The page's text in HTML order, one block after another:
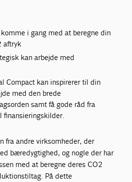
i gang med at beregne din
aftryk
kan arbejde med
Compact kan inspirerer til din
med den brede
samt få gode råd fra
finansieringskilder.
fra andre virksomheder, der
bæredygtighed, og nogle der har
med at beregne deres CO2
På dette